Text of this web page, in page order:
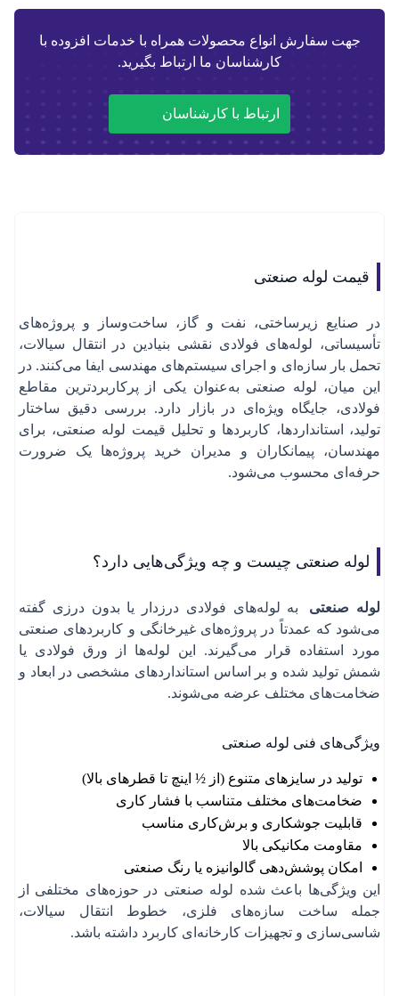
جهت سفارش انواع محصولات همراه با خدمات افزوده با
کارشناسان ما ارتباط بگیرید.
ارتباط با کارشناسان
قیمت لوله صنعتی
در صنایع زیرساختی، نفت و گاز، ساخت‌وساز و پروژه‌های
تأسیساتی، لوله‌های فولادی نقشی بنیادین در انتقال سیالات،
تحمل بار سازه‌ای و اجرای سیستم‌های مهندسی ایفا می‌کنند. در
این میان، لوله صنعتی به‌عنوان یکی از پرکاربردترین مقاطع
فولادی، جایگاه ویژه‌ای در بازار دارد. بررسی دقیق ساختار
تولید، استانداردها، کاربردها و تحلیل قیمت لوله صنعتی، برای
مهندسان، پیمانکاران و مدیران خرید پروژه‌ها یک ضرورت
حرفه‌ای محسوب می‌شود.
لوله صنعتی چیست و چه ویژگی‌هایی دارد؟
لوله صنعتی
به لوله‌های فولادی درزدار یا بدون درزی گفته
می‌شود که عمدتاً در پروژه‌های غیرخانگی و کاربردهای صنعتی
مورد استفاده قرار می‌گیرند. این لوله‌ها از ورق فولادی یا
شمش تولید شده و بر اساس استانداردهای مشخصی در ابعاد و
ضخامت‌های مختلف عرضه می‌شوند.
ویژگی‌های فنی لوله صنعتی
تولید در سایزهای متنوع (از ½ اینچ تا قطرهای بالا)
ضخامت‌های مختلف متناسب با فشار کاری
قابلیت جوشکاری و برش‌کاری مناسب
مقاومت مکانیکی بالا
امکان پوشش‌دهی گالوانیزه یا رنگ صنعتی
این ویژگی‌ها باعث شده لوله صنعتی در حوزه‌های مختلفی از
جمله ساخت سازه‌های فلزی، خطوط انتقال سیالات،
شاسی‌سازی و تجهیزات کارخانه‌ای کاربرد داشته باشد.